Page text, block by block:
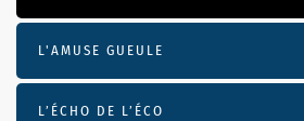
L'AMUSE GUEULE
L’ÉCHO DE L’ÉCO